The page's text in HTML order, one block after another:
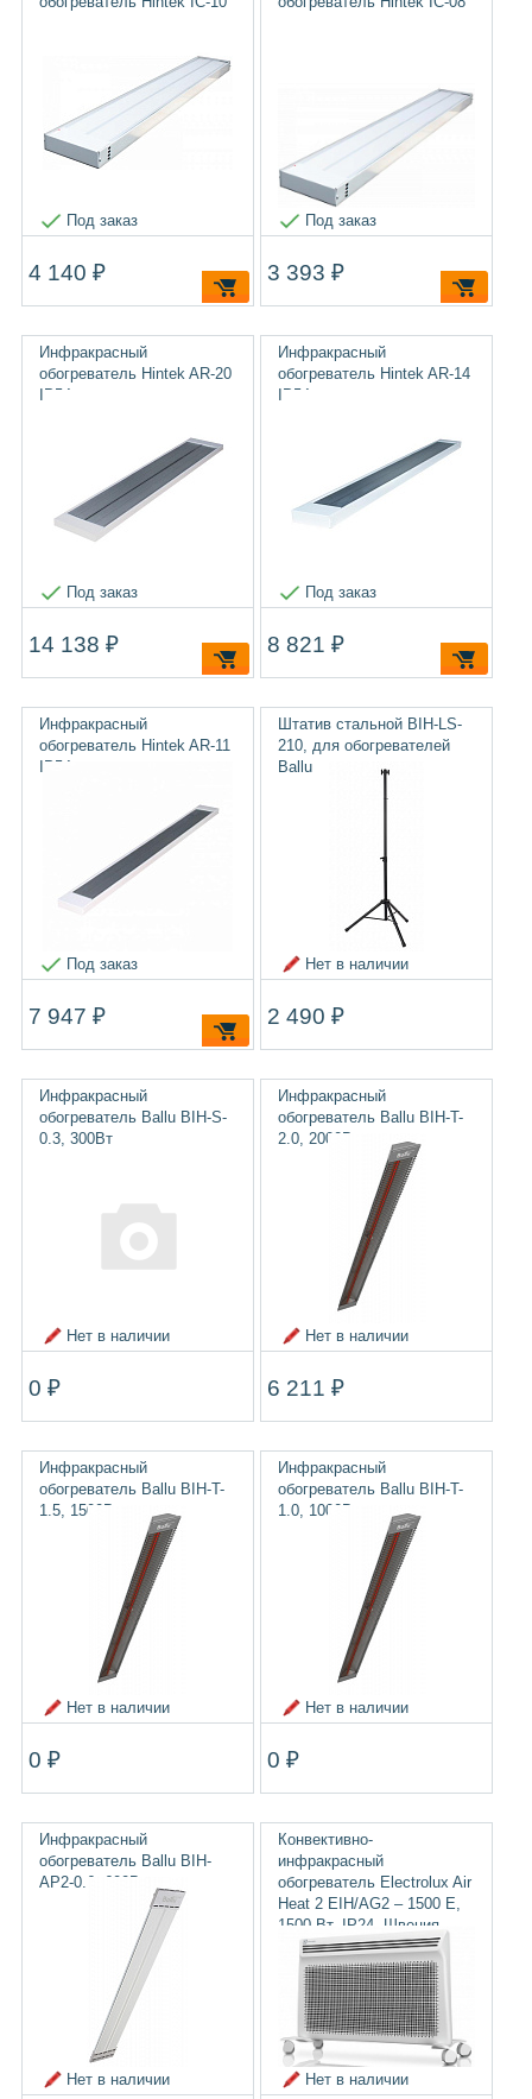
Под заказ
4 140 ₽
Под заказ
3 393 ₽
Инфракрасный
обогреватель Hintek AR-20
IP54
Под заказ
14 138 ₽
Инфракрасный
обогреватель Hintek AR-14
IP54
Под заказ
8 821 ₽
Инфракрасный
обогреватель Hintek AR-11
IP54
Под заказ
7 947 ₽
Штатив стальной BIH-LS-
210, для обогревателей
Ballu
Нет в наличии
2 490 ₽
Инфракрасный
обогреватель Ballu BIH-S-
0.3, 300Вт
Нет в наличии
0 ₽
Инфракрасный
обогреватель Ballu BIH-T-
2.0, 2000Вт
Нет в наличии
6 211 ₽
Инфракрасный
обогреватель Ballu BIH-T-
1.5, 1500Вт
Нет в наличии
0 ₽
Инфракрасный
обогреватель Ballu BIH-T-
1.0, 1000Вт
Нет в наличии
0 ₽
Инфракрасный
обогреватель Ballu BIH-
AP2-0.6, 600Вт
Нет в наличии
Конвективно-
инфракрасный
обогреватель Electrolux Air
Heat 2 EIH/AG2 – 1500 E,
1500 Вт, IP24, Швеция
Нет в наличии